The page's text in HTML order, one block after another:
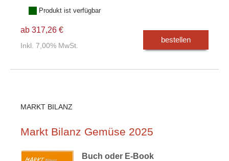
Produkt ist verfügbar
ab 317,26 €
Inkl. 7,00% MwSt.
bestellen
MARKT BILANZ
Markt Bilanz Gemüse 2025
Buch oder E-Book